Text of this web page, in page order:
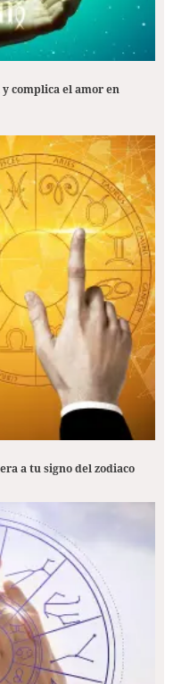
complica el amor en
a tu signo del zodiaco